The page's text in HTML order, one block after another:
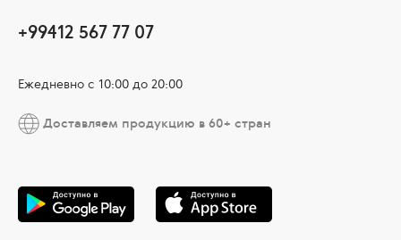
+99412 567 77 07
Ежедневно с 10:00 до 20:00
Доставляем продукцию в 60+ стран